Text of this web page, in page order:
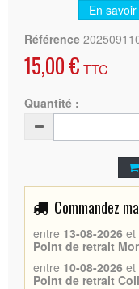
En
Référence
15,00 € TTC
Quantité :
Commandez
entre 13-08-2026 et
Point de retrait
entre 10-08-2026 et
Point de retrait